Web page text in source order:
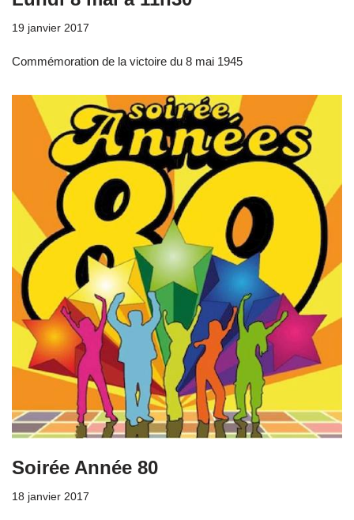
19 janvier 2017
Commémoration de la victoire du 8 mai 1945
Soirée Année 80
18 janvier 2017